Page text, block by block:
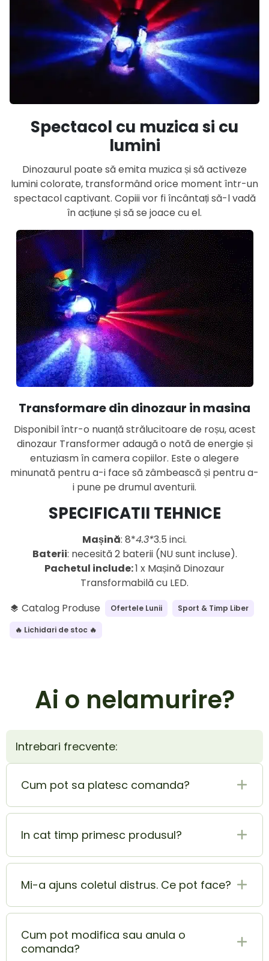
Spectacol cu muzica si cu
lumini
Dinozaurul poate să emita muzica și să activeze
lumini colorate, transformând orice moment într-un
spectacol captivant. Copiii vor fi încântați să-l vadă
în acțiune și să se joace cu el.
Transformare din dinozaur in masina
Disponibil într-o nuanță strălucitoare de roșu, acest
dinozaur Transformer adaugă o notă de energie și
entuziasm în camera copiilor. Este o alegere
minunată pentru a-i face să zâmbească și pentru a-
i pune pe drumul aventurii.
SPECIFICATII TEHNICE
Mașină: 8*4.3*3.5 inci.
Baterii: necesită 2 baterii (NU sunt incluse).
Pachetul include:1 x Mașină Dinozaur
Transformabilă cu LED.
layers Catalog Produse Ofertele Lunii Sport & Timp Liber
🔥 Lichidari de stoc 🔥
Ai o nelamurire?
Intrebari frecvente:
Cum pot sa platesc comanda?
Plata la livrare (ramburs) este cel mai sigur si
mai usor mod de plata. In acelasi timp poti
reducere de 5% din totalul comenzii.
In cat timp primesc produsul?
Produsul ajunge la tine in 1-2 zile lucratoare.
Mi-a ajuns coletul distrus. Ce pot face?
In momentul in care ai primit coletul lovit sau
deteriorat, contacteaza-ne pe adresa
doimeseriasi.ro@gmail.com cat mai rapid.
Cum pot modifica sau anula o
comanda?